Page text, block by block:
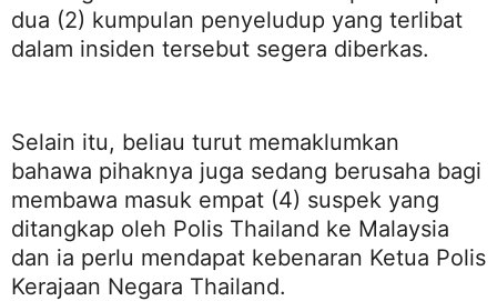
dua (2) kumpulan penyeludup yang terlibat
dalam insiden tersebut segera diberkas.
Selain itu, beliau turut memaklumkan
bahawa pihaknya juga sedang berusaha bagi
membawa masuk empat (4) suspek yang
ditangkap oleh Polis Thailand ke Malaysia
dan ia perlu mendapat kebenaran Ketua Polis
Kerajaan Negara Thailand.